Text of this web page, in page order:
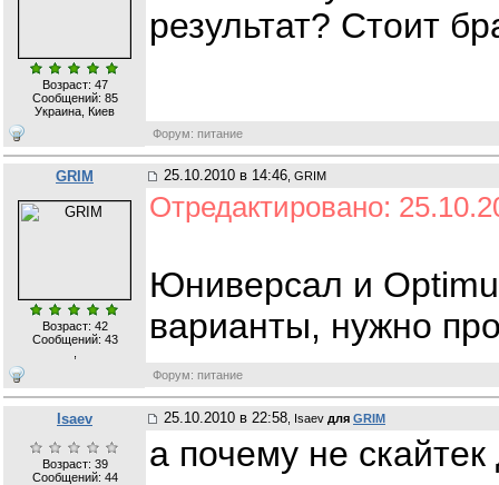
Возраст: 47
Сообщений: 85
Украина, Киев
результат? Стоит
Форум: питание
GRIM 25.10.2010 в 14:46, GRIM
Возраст: 42
Сообщений: 43
,
Отредактировано:
Юниверсал и
варианты, нужно
Форум: питание
Isaev 25.10.2010 в 22:58 , Isaev для GRIM
Возраст: 39
Сообщений: 44
а почему не